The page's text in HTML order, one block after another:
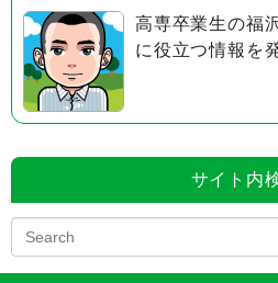
高専卒業生の福
に役立つ情報を
サイト内